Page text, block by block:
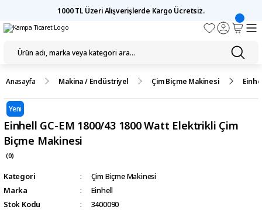
1000 TL Üzeri Alışverişlerde Kargo Ücretsiz.
Anasayfa Makina / Endüstriyel Çim Biçme Makinesi
Yeni
Einhell GC-EM 1800/43 1800 Watt Elektrikli Çim
Biçme Makinesi
(0)
Kategori
Çim Biçme Makinesi
Marka
Einhell
Stok Kodu
3400090